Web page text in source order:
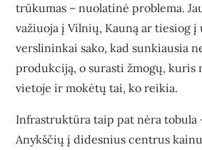
trūkumas – nuolatinė problema.
važiuoja į Vilnių, Kauną ar tiesiog
verslininkai sako, kad sunkiausia
produkciją, o surasti žmogų,
vietoje ir mokėtų tai, ko reikia.
Infrastruktūra taip pat nėra tobula
Anykščių į didesnius centrus